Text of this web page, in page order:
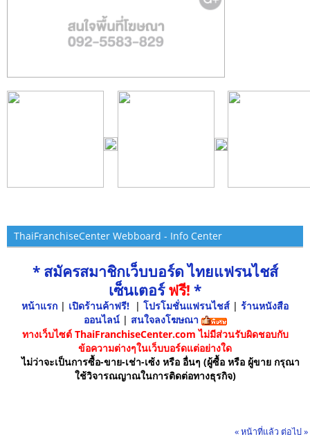
ThaiFranchiseCenter Webboard - Info Center
* สมัครสมาชิกเว็บบอร์ด ไทยแฟรนไชส์
เซ็นเตอร์ฟรี! *
หน้าแรก | เปิดร้านค้าฟรี! | โปรโมชั่นแฟรนไชส์ | ร้านหนังสือ
ออนไลน์ | สนใจลงโฆษณา
ทางเว็บไซต์ ThaiFranchiseCenter.com ไม่มีส่วนรับผิดชอบกับ
ข้อความต่างๆในเว็บบอร์ดแต่อย่างใด
ไม่ว่าจะเป็นการซื้อ-ขาย-เช่า-เซ้ง หรือ อื่นๆ (ผู้ซื้อ หรือ ผู้ขาย กรุณา
ใช้วิจารณญาณในการติดต่อทางธุรกิจ)
« หน้าที่แล้ว ต่อไป »